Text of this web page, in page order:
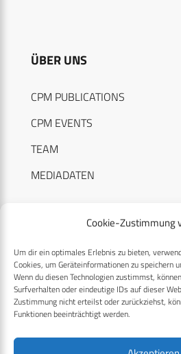
Cookie-Zustimmung
Um dir ein optimales Erlebnis zu bieten,
Cookies, um Geräteinformationen zu speichern
Wenn du diesen Technologien zustimmst,
Surfverhalten oder eindeutige IDs auf dieser
Zustimmung nicht erteilst oder zurückziehst,
Funktionen beeinträchtigt werden.
ÜBER UNS
CPM PUBLICATIONS
CPM EVENTS
TEAM
MEDIADATEN
RECHTLICHES
Datenschutzerklärung
Cookie-Richtlinie (EU)